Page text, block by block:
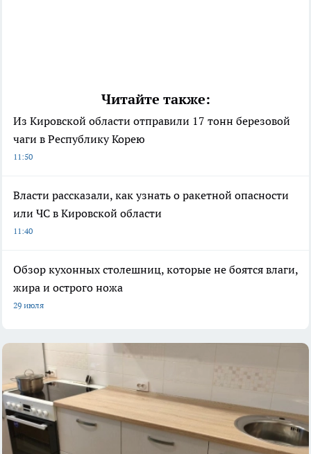
Читайте также:
Из Кировской области отправили 17 тонн березовой
чаги в Республику Корею
11:50
Власти рассказали, как узнать о ракетной опасности
или ЧС в Кировской области
11:40
Обзор кухонных столешниц, которые не боятся влаги,
жира и острого ножа
29 июля